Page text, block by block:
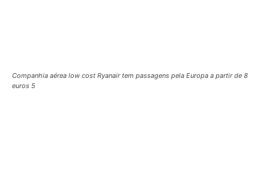
Companhia aérea low cost Ryanair tem passagens pela Europa a partir de 8